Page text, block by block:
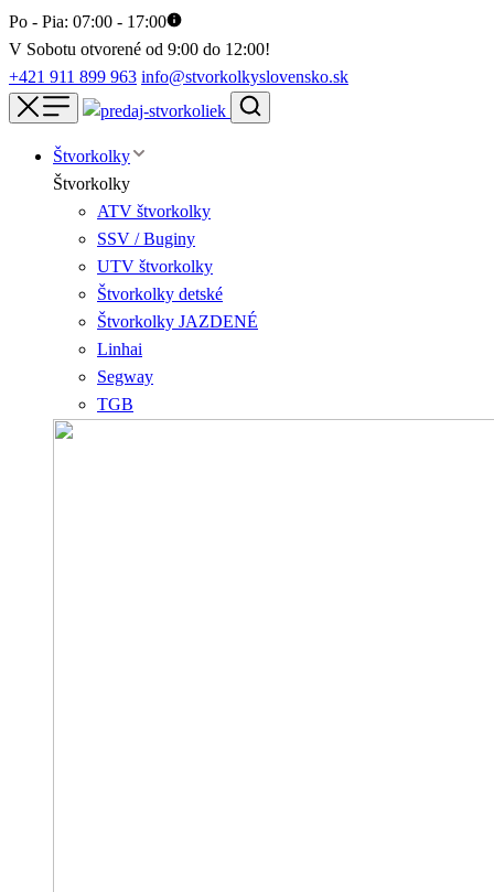
Po - Pia: 07:00 - 17:00
V Sobotu otvorené od 9:00 do 12:00!
+421 911 899 963 info@stvorkolkyslovensko.sk
Štvorkolky
Štvorkolky
ATV štvorkolky
SSV / Buginy
UTV štvorkolky
Štvorkolky detské
Štvorkolky JAZDENÉ
Linhai
Segway
TGB